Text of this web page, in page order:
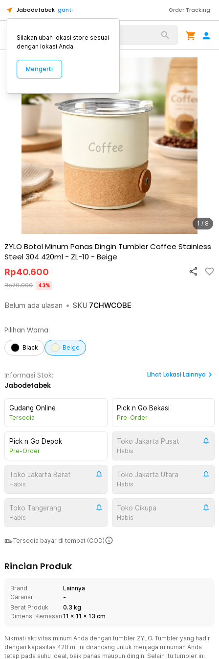
Jabodetabek ganti Order Tracking
Alat Kopi
1 / 8
ZYLO Botol Minum Panas Dingin Tumbler Coffee Stainless
Steel 304 420ml - ZL-10 - Beige
Belum ada ulasan • SKU 7CHWCOBE
Rp40.600
Rp70.900 43%
Pilihan Warna:
Black Beige
Informasi Stok:
Jabodetabek
Lihat Lokasi Lainnya
Gudang Online
Tersedia
Pick n Go Bekasi
Pre-Order
Pick n Go Depok
Pre-Order
Toko Jakarta Pusat
Habis
Toko Jakarta Barat
Habis
Toko Jakarta Utara
Habis
Toko Tangerang
Habis
Toko Cikupa
Habis
Tersedia bayar di tempat (COD)
Rincian Produk
Brand
Lainnya
Garansi
-
Berat Produk
0.3 kg
Dimensi Kemasan 11 x 11 x 13 cm
Nikmati aktivitas minum Anda dengan tumbler ZYLO. Tumbler yang hadir
dengan kapasitas 420 ml ini dirancang untuk menjaga minuman Anda
tetap pada suhu ideal, baik panas maupun dingin. Selain itu tumbler ini
Silakan ubah lokasi store sesuai
dengan lokasi Anda.
Mengerti